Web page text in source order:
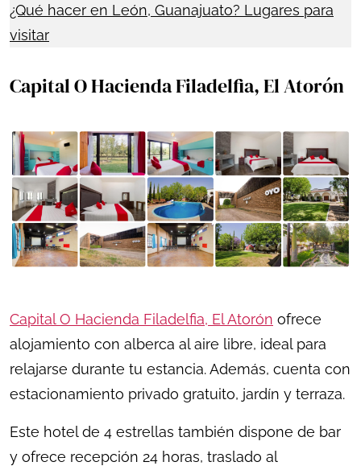
¿Qué hacer en León, Guanajuato? Lugares para
visitar
Capital O Hacienda Filadelfia, El Atorón
Capital O Hacienda Filadelfia, El Atorón ofrece
alojamiento con alberca al aire libre, ideal para
relajarse durante tu estancia. Además, cuenta con
estacionamiento privado gratuito, jardín y terraza.
Este hotel de 4 estrellas también dispone de bar
y ofrece recepción 24 horas, traslado al